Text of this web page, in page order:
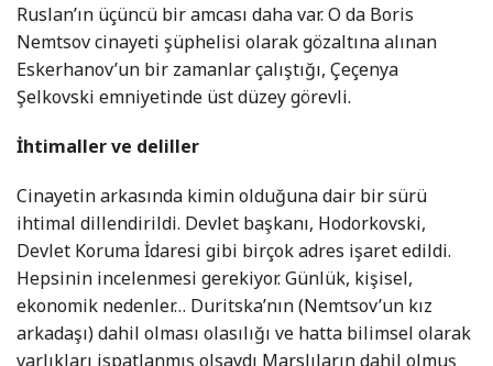
Ruslan’ın üçüncü bir amcası daha var. O da Boris
Nemtsov cinayeti şüphelisi olarak gözaltına alınan
Eskerhanov’un bir zamanlar çalıştığı, Çeçenya
Şelkovski emniyetinde üst düzey görevli.
İhtimaller ve deliller
Cinayetin arkasında kimin olduğuna dair bir sürü
ihtimal dillendirildi. Devlet başkanı, Hodorkovski,
Devlet Koruma İdaresi gibi birçok adres işaret edildi.
Hepsinin incelenmesi gerekiyor. Günlük, kişisel,
ekonomik nedenler… Duritska’nın (Nemtsov’un kız
arkadaşı) dahil olması olasılığı ve hatta bilimsel olarak
varlıkları ispatlanmış olsaydı Marslıların dahil olmuş